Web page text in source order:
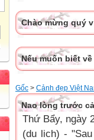
Chào mừng quý
Nếu muốn biết
Gốc > Cảnh đẹp Việt
Nao lòng trước
Thứ Bẩy, ngày
(du lich) -